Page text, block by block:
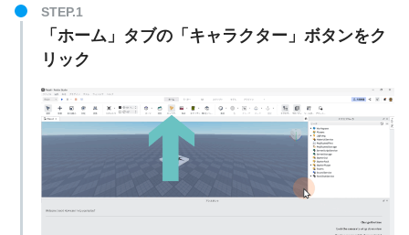
STEP.1
「ホーム」タブの「キャラクター」ボタンをク
リック